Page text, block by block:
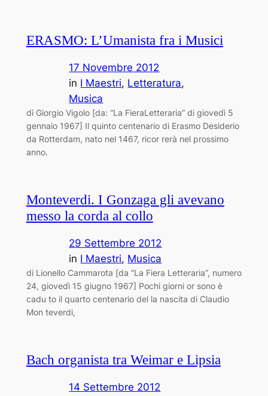
ERASMO: L’Umanista fra i Musici
17 Novembre 2012
in I Maestri, Letteratura
Musica
di Giorgio Vigolo [da: “La FieraLetteraria” di giovedì 5
gennaio 1967] Il quinto centenario di Erasmo Desiderio
da Rotterdam, nato nel 1467, ricor ­rerà nel prossimo
anno.
Monteverdi. I Gonzaga gli avevano
messo la corda al collo
29 Settembre 2012
in I Maestri, Musica
di Lionello Cammarota [da “La Fiera Letteraria”, numero
24, giovedì 15 giugno 1967] Pochi giorni or sono è
cadu ­to il quarto centenario del ­la nascita di Claudio
Mon ­teverdi,
Bach organista tra Weimar e Lipsia
14 Settembre 2012